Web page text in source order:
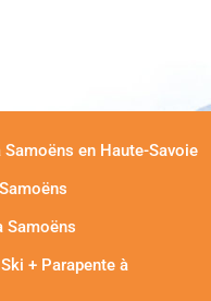
Samoëns en Haute-Savoie
Samoëns
+ Parapente à